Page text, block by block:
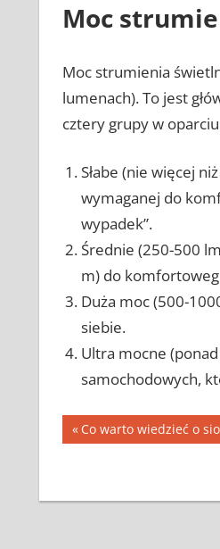
Moc
Moc strumienia
lumenach). To jest
cztery grupy w
Słabe (nie więcej
wymaganej do
wypadek”.
Średnie (250-500
m) do
Duża moc (500-
siebie.
Ultra mocne
samochodowych,
Nawigacja
Previous
Post:
Co warto wiedzieć o